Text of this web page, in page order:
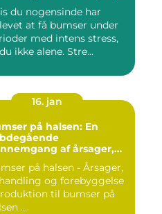
du nogensinde har
at få bumser under
med intens stress,
ikke alene. Stre...
16. jan
på halsen: En
af årsager,
på halsen - Årsager,
og forebyggelse
til bumser på
halsen ...